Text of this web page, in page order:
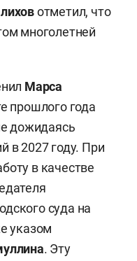
отметил, что
многолетней
Марса
прошлого года
дожидаясь
в 2027 году. При
в качестве
суда на
указом
. Эту